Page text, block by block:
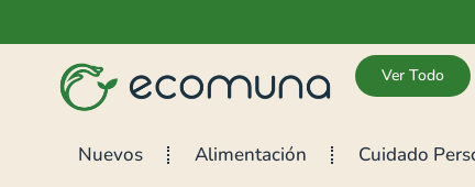
Ver Todo
Nuevos Alimentación Cuidado